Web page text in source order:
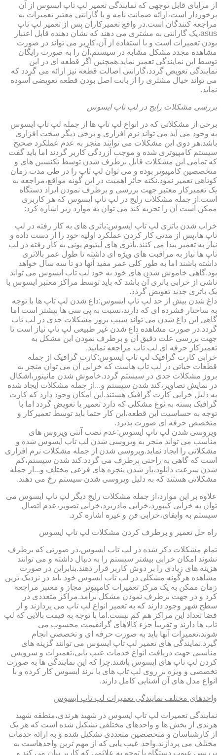
از مزایای قابل توجهی که نمایندگی تعمیر لپ تاپ ایسوس از آن
برخوردار است،ارائه ضمانت نامه و یا گارانتی معتبر تعمیرات به
مراجعه کنندگان است.در واقع تعمیرکاران پس از تعمیر لپ تاپ
asus،یک گارانتی به مشتری می دهند که نشان دهنده قابل اعتبار
بودن تعمیرات است و با استفاده از آن،کاربر می تواند در صورت
مشاهده مجدد مشکل مشابه در سیستم،آن را به صورت رایگان
توسط این نمایندگی تعمیر نماید.همچنین اگر قطعه ای در این
نمایندگی تعویض گردد،گارانتی اصالت قطعه نیز ارائه می گردد که
می تواند خیال مشتری را از بابت اصل بودن قطعه تعویضی آسوده
نماید.
بررسی مشکلات رایج در لپ تاپ ایسوس
برخی از مشکلاتی که در انواع لپ تاپ ها از جمله لپ تاپ ایسوس
به وجود می آید می تواند نرم افزاری و برخی دیگر سخت افزاری
باشد.هر دوی این مشکلات می توانند منجر به عدم عملکرد صحیح
سیستم کامپیوتری شده و موجب آزردگی کاربر گردند اما باید گفت
که تمامی این مشکلات قابل برطرف شدن توسط تکنسین های و
متخصصین کامپیوتر بوده و می توان لپ تاپ را در طی مدت زمان
کوتاهی تعمیر نمود.نکته حائز اهمیت در این گونه مواقع،مراجعه به
یک تعمیرکار معتبر جهت بررسی و برطرف نمودن ایراد دستگاه
است.از جمله مشکلات رایج در لپ تاپ ایسوس که هر کاربری
ممکن است آن را تجربه کند می توان به موارد زیر اشاره کرد:
خراب شدن باتری لپ تاپ ایسوس:باتری های به کار رفته در لپ
تاپ ها،پس از مدتی کار کردن عملکرد اولیه خود را از دست داده و
نیاز به تعمیر پیدا می کنند.باتری های لیتیوم یونی به کار رفته در لپ
تاپ ها نیاز به مراقبت های ویژه ای داشته تا طول عمر بالاتری
داشته باشند اما به طور کلی عمر مفید آنها دو تا سه سال خواهد
بود.گاهی خاموش شدن های خود به خود لپ تاپ ایسوس می تواند
ناشی از خرابی باتری آن باشد که باید توسط مراکز معتبر ایسوس با
یک باتری جدید تعویض گردد.
داغ شدن بیش از حد لپ تاپ ایسوس:داغ شدن لپ تاپ ها با توجه
به ساختار فشرده ای که دارند،نسبت به پی سی ها بیشتر است اما
گاهی این داغ شدن می تواند سبب بروز مشکلات جدی در لپ تاپ
گردد.در صورت مشاهده داغ شدن غیر طبیعی لپ تاپ نیاز است تا
جهت بررسی علت دقیق آن و برطرف نمودن این مشکل به
تعمیرکار حرفه ای لپ تاپ مراجعه نمایید.
خرابی کارت گرافیک لپ تاپ ایسوس:کارت گرافیک از جمله
قطعات حیاتی در لپ تاپ هاست که خرابی آن می توان منجر به
بروز مشکلات جدی در سیستم گردد.خاموش شدن مانیتور،اشکال
در نمایش تصاویر،کند شدن سیستم و...از جمله مشکلات ایجاد شده
به دلیل خرابی کارت گرافیک هستند.این امکان وجود دارد که کارت
گرافیک بسته به نوع مشکلی که دارد تعمیر یا تعویض گردد اما با
توجه به حساسیت این قطعه،این کار حتما باید توسط تعمیرکار و
متخصص حرفه ای صورت پذیرد.
ویروسی شدن لپ تاپ ایسوس:عدم نصب آنتی ویروس های
مناسب می تواند منجر به ویروسی شدن لپ تاپ ایسوس شده و
مشکلاتی را ایجاد نماید.ویروسی شدن از جمله مشکلات نرم افزاری
است که گاهی به راحتی برطرف می گردد.کند شدن سیستم،کم
شدن سرعت دانلود،باز شدن پنجره های فرعی مختلف و...از جمله
مشکلاتی هستند که به دلیل ویروسی شدن سیستم رخ می دهند.
علاوه بر این موارد،از جمله مشکلات رایج دیگر لپ تاپ ایسوس می
توان به خرابی کیبورد،خرابی مادربرد،خرابی تصویر،عدم اتصال
سیستم به وایفای،خرابی فن و غیره اشاره کرد.
راه حل تعمیر و برطرف کردن مشکلات لپ تاپ ایسوس
تمام مشکلات ذکر شده در لپ تاپ ایسوس،در صورتی که برطرف
نشوند امکان خرابی بیشتر سیستم را به دنبال داشته و می توانند
هزینه های زیادی را بر دوش کاربر قرار دهند.بنابراین در صورت
مشاهده هرگونه مشکلی در لپ تاپ ایسوس خود باید در نزدیک ترین
زمان ممکن به یک مرکز تعمیرات کامپیوتر مجاز و معتبر مراجعه
کرد و در جهت برطرف نمودن مشکل برآمد.مراکز متعددی در
سطح شهر وجود دارند که به تعمیر انواع لپ تاپ می پردازند و از
قضا تعداد این مراکز هم کم نیست.اما با توجه به قیمت بالایی که لپ
تاپ ها دارند و تقریبا جزء کالاهای گرانقیمت محسوب می
شوند،تعمیرات آنها باید به صورت حرفه ای و تخصصی انجام
گیرد.نمایندگی های تعمیر لپ تاپ ایسوس می توانند گزینه های
مناسبی جهت دریافت انواع خدمات عیب یابی،تعمیرات و سرویس
کردن لپ تاپ های ایسوس باشند.چرا که این نمایندگی ها به صورت
تخصصی و ویژه بر روی لپ تاپ های با برند ایسوس کار کرده و با
انواع مدل های آن آشنایی کامل دارند.
واحدهای مختلف نمایندگی تعمیرات لپ تاپ ایسوس
نمایندگی تعمیرات لپ تاپ ایسوس در شهید هرندی،منطقه شهید
هرندی از بخش ها و واحدهای مختلفی تشکیل شده است که هر یک
از کارشناسان و متخصصین متعددی تشکیل شده و به ارائه خدمات
مختلف می پردازند.واحد عیب یابی که از مهم ترین واحدهاست به
بررسی عیوب دستگاه با توجه به علائمی که کاربر بیان می کند و